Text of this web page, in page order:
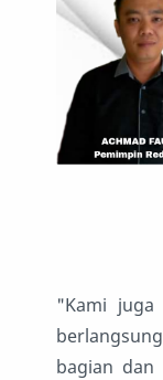
"Kami juga
bagian dan